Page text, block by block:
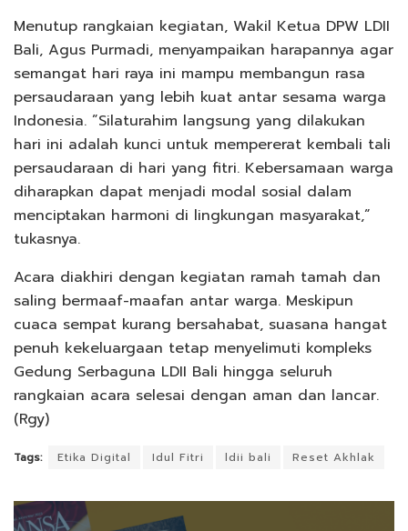
Menutup rangkaian kegiatan, Wakil Ketua DPW LDII
Bali, Agus Purmadi, menyampaikan harapannya agar
semangat hari raya ini mampu membangun rasa
persaudaraan yang lebih kuat antar sesama warga
Indonesia. ”Silaturahim langsung yang dilakukan
hari ini adalah kunci untuk mempererat kembali tali
persaudaraan di hari yang fitri. Kebersamaan warga
diharapkan dapat menjadi modal sosial dalam
menciptakan harmoni di lingkungan masyarakat,”
tukasnya.
Acara diakhiri dengan kegiatan ramah tamah dan
saling bermaaf-maafan antar warga. Meskipun
cuaca sempat kurang bersahabat, suasana hangat
penuh kekeluargaan tetap menyelimuti kompleks
Gedung Serbaguna LDII Bali hingga seluruh
rangkaian acara selesai dengan aman dan lancar.
(Rgy)
Tags: Etika Digital Idul Fitri ldii bali Reset Akhlak